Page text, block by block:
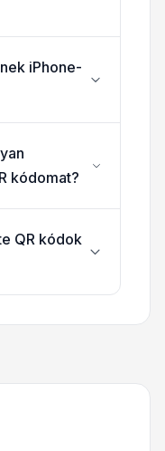
iPhone-
kódomat?
QR kódok